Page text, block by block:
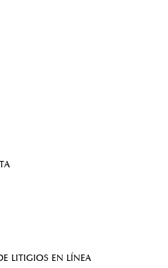
LITIGIOS EN LÍNEA